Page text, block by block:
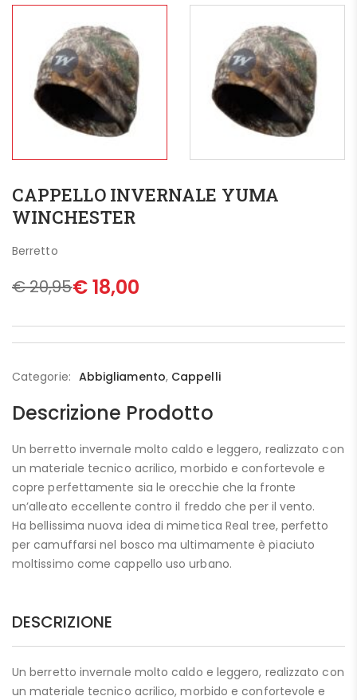
CAPPELLO INVERNALE YUMA
WINCHESTER
Berretto
€20,95€18,00
Categorie: Abbigliamento, Cappelli
Descrizione Prodotto
Un berretto invernale molto caldo e leggero, realizzato con
un materiale tecnico acrilico, morbido e confortevole e
copre perfettamente sia le orecchie che la fronte
un’alleato eccellente contro il freddo che per il vento.
Ha bellissima nuova idea di mimetica Real tree, perfetto
per camuffarsi nel bosco ma ultimamente è piaciuto
moltissimo come cappello uso urbano.
DESCRIZIONE
Un berretto invernale molto caldo e leggero, realizzato con
un materiale tecnico acrilico, morbido e confortevole e